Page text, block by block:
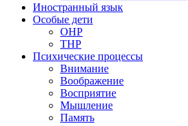
Иностранный язык
Особые дети
ОНР
ТНР
Психические процессы
Внимание
Воображение
Восприятие
Мышление
Память